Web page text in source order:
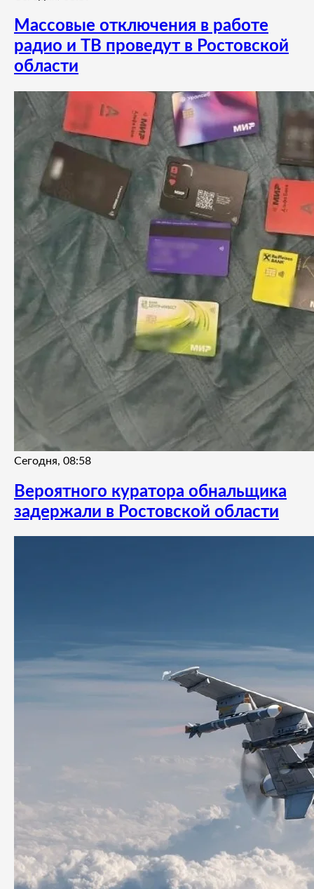
Массовые отключения в работе
радио и ТВ проведут в Ростовской
области
Сегодня, 08:58
Вероятного куратора обнальщика
задержали в Ростовской области